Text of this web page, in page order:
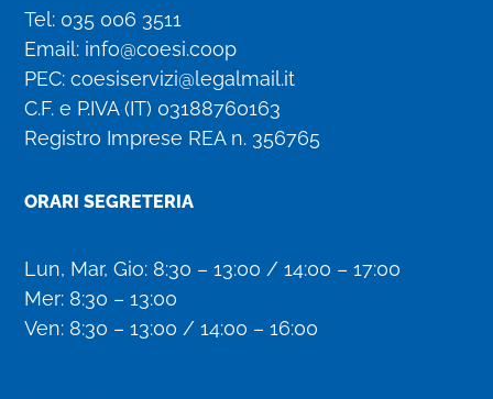
Tel: 035 006 3511
Email: info@coesi.coop
PEC:coesiservizi@legalmail.it
C.F. e P.IVA (IT) 03188760163
Registro Imprese REA n. 356765
ORARI SEGRETERIA
Lun, Mar, Gio: 8:30 – 13:00 / 14:00 – 17:00
Mer: 8:30 – 13:00
Ven: 8:30 – 13:00 / 14:00 – 16:00